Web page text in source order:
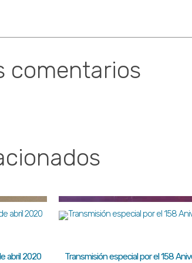
comentarios
abril 2020 Transmisión especial por el 158